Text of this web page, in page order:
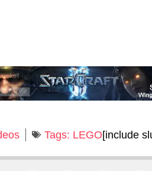
Tags: LEGO[include